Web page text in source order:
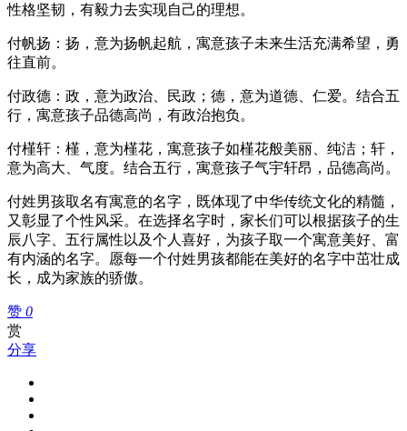
性格坚韧，有毅力去实现自己的理想。
付帆扬：扬，意为扬帆起航，寓意孩子未来生活充满希望，勇
往直前。
付政德：政，意为政治、民政；德，意为道德、仁爱。结合五
行，寓意孩子品德高尚，有政治抱负。
付槿轩：槿，意为槿花，寓意孩子如槿花般美丽、纯洁；轩，
意为高大、气度。结合五行，寓意孩子气宇轩昂，品德高尚。
付姓男孩取名有寓意的名字，既体现了中华传统文化的精髓，
又彰显了个性风采。在选择名字时，家长们可以根据孩子的生
辰八字、五行属性以及个人喜好，为孩子取一个寓意美好、富
有内涵的名字。愿每一个付姓男孩都能在美好的名字中茁壮成
长，成为家族的骄傲。
赞 0
赏
分享